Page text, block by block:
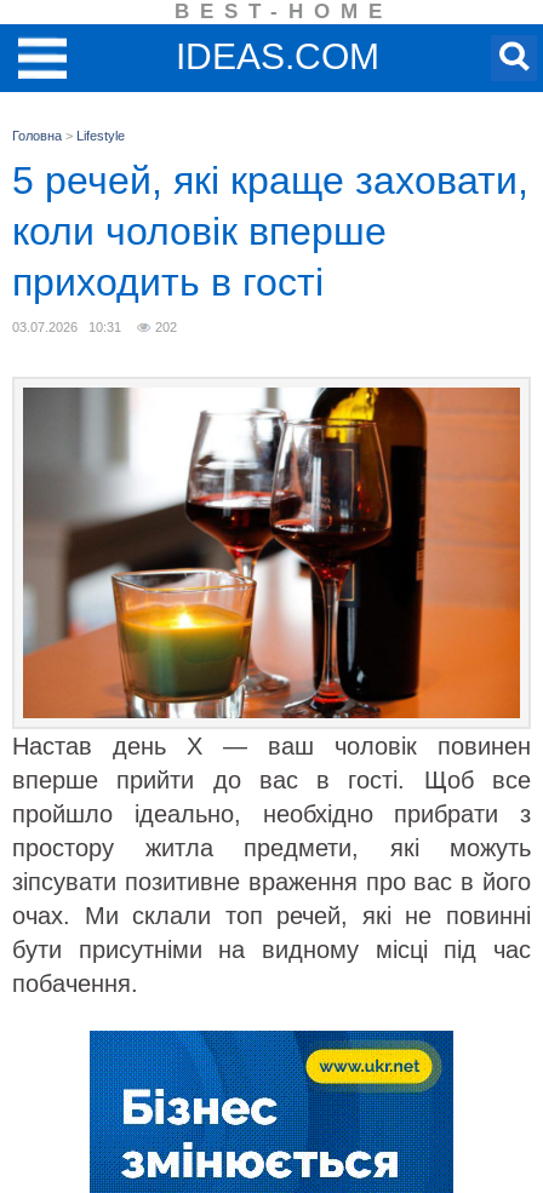
BEST-HOME
IDEAS.COM
Головна > Lifestyle
5 речей, які краще заховати,
коли чоловік вперше
приходить в гості
03.07.2026 10:31 202
Настав день X — ваш чоловік повинен
вперше прийти до вас в гості. Щоб все
пройшло ідеально, необхідно прибрати з
простору житла предмети, які можуть
зіпсувати позитивне враження про вас в його
очах. Ми склали топ речей, які не повинні
бути присутніми на видному місці під час
побачення.